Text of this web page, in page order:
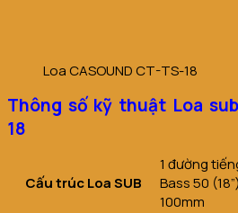
Loa CASOUND CT-TS-18
Thông số kỹ thuật Loa sub
18
Cấu trúc Loa SUB
1 đường
Bass 50
100mm